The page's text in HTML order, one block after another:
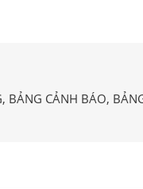
BẢNG CẢNH BÁO,